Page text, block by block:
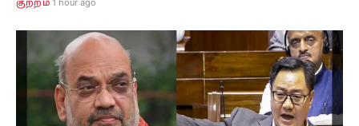
குற்றம்